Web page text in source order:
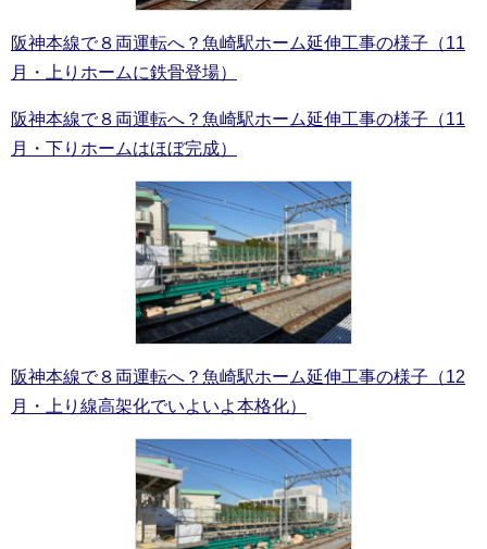
阪神本線で８両運転へ？魚崎駅ホーム延伸工事の様子（11
月・上りホームに鉄骨登場）
阪神本線で８両運転へ？魚崎駅ホーム延伸工事の様子（11
月・下りホームはほぼ完成）
阪神本線で８両運転へ？魚崎駅ホーム延伸工事の様子（12
月・上り線高架化でいよいよ本格化）